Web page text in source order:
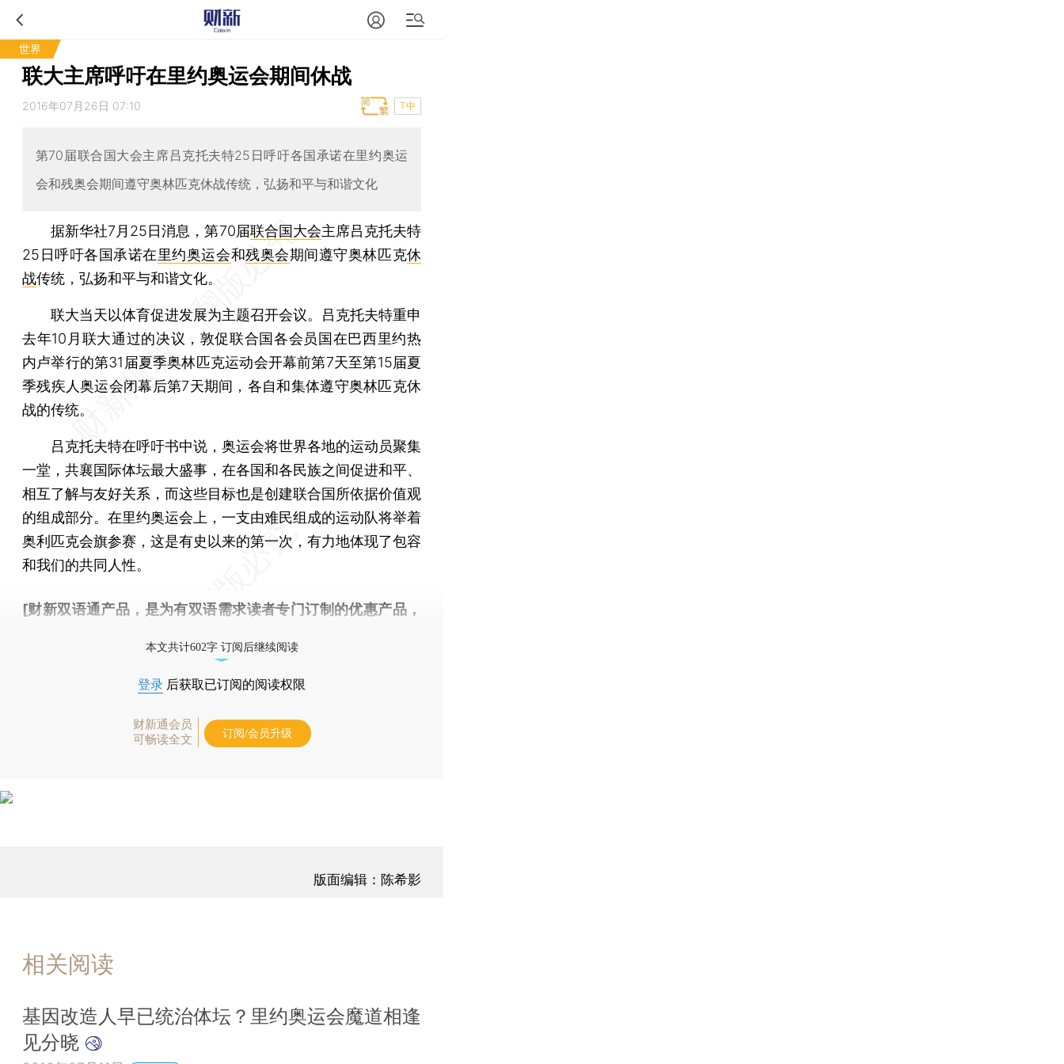
世界
联大主席呼吁在里约奥运会期间休战
2016年07月26日 07:10 T中
第70届联合国大会主席吕克托夫特25日呼吁各国承诺在里约奥运
会和残奥会期间遵守奥林匹克休战传统，弘扬和平与和谐文化
据新华社7月25日消息，第70届联合国大会主席吕克托夫特
25日呼吁各国承诺在里约奥运会和残奥会期间遵守奥林匹克休
战传统，弘扬和平与和谐文化。
联大当天以体育促进发展为主题召开会议。吕克托夫特重申
去年10月联大通过的决议，敦促联合国各会员国在巴西里约热
内卢举行的第31届夏季奥林匹克运动会开幕前第7天至第15届夏
季残疾人奥运会闭幕后第7天期间，各自和集体遵守奥林匹克休
战的传统。
吕克托夫特在呼吁书中说，奥运会将世界各地的运动员聚集
一堂，共襄国际体坛最大盛事，在各国和各民族之间促进和平、
相互了解与友好关系，而这些目标也是创建联合国所依据价值观
的组成部分。在里约奥运会上，一支由难民组成的运动队将举着
奥利匹克会旗参赛，这是有史以来的第一次，有力地体现了包容
和我们的共同人性。
[财新双语通产品，是为有双语需求读者专门订制的优惠产品，
本文共计602字 订阅后继续阅读
登录 后获取已订阅的阅读权限
财新通会员
可畅读全文
订阅/会员升级
版面编辑：陈希影
相关阅读
基因改造人早已统治体坛？里约奥运会魔道相逢
见分晓